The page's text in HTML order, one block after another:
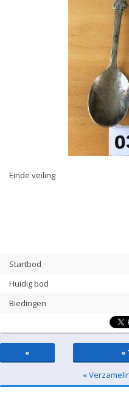
Einde veiling
Startbod
Huidig bod
Biedingen
« «
«